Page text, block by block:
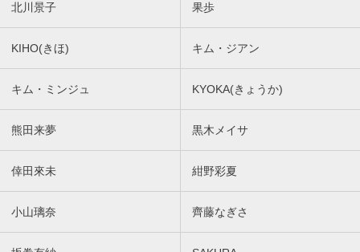
北川景子 果歩
KIHO(きほ) キム・ジアン
キム・ミンジュ KYOKA(きょうか)
熊田来夢 黒木メイサ
倖田來未 紺野彩夏
小山璃奈 齊藤なぎさ